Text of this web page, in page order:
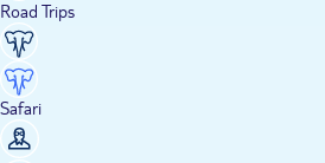
Road Trips
Safari